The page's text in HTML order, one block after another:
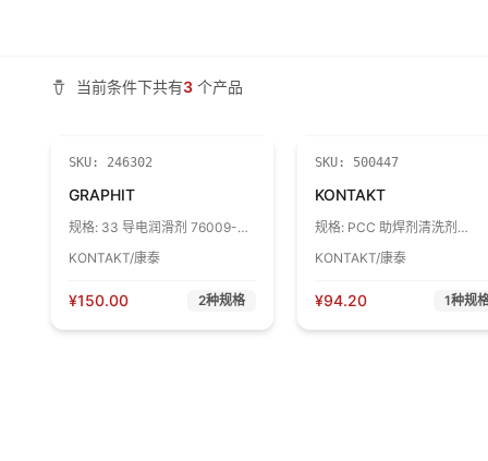
当前条件下共有3 个产品
SKU: 246302
GRAPHIT
规格: 33 导电润滑剂 76009-
KONTAKT/康泰
¥150.00 2种规格
SKU: 500447
KONTAKT
规格: PCC 助焊剂清洗剂
KONTAKT/康泰
¥94.20 1种规